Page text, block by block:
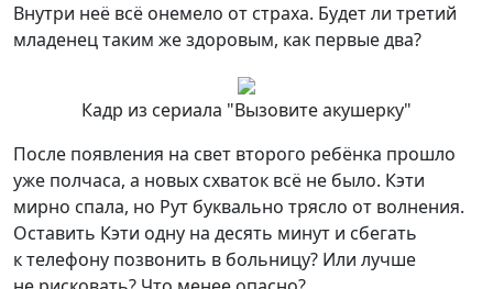
Внутри неё всё онемело от страха. Будет ли третий
младенец таким же здоровым, как первые два?
Кадр из сериала "Вызовите акушерку"
После появления на свет второго ребёнка прошло
уже полчаса, а новых схваток всё не было. Кэти
мирно спала, но Рут буквально трясло от волнения.
Оставить Кэти одну на десять минут и сбегать
к телефону позвонить в больницу? Или лучше